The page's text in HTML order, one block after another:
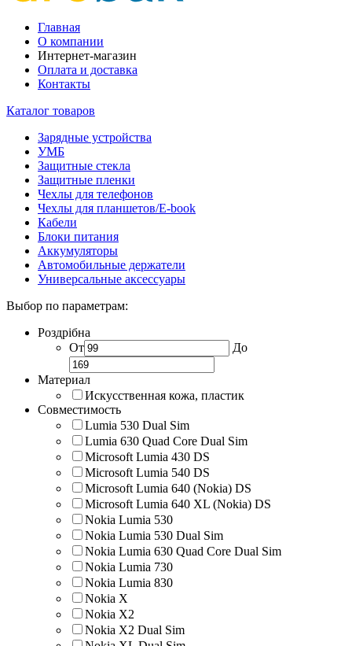
Главная
О компании
Интернет-магазин
Оплата и доставка
Контакты
Каталог товаров
Зарядные устройства
УМБ
Защитные стекла
Защитные пленки
Чехлы для телефонов
Чехлы для планшетов/E-book
Кабели
Блоки питания
Аккумуляторы
Автомобильные держатели
Универсальные аксессуары
Выбор по параметрам:
Роздрібна
От
До
Материал
Искусственная кожа, пластик
Совместимость
Lumia 530 Dual Sim
Lumia 630 Quad Core Dual Sim
Microsoft Lumia 430 DS
Microsoft Lumia 540 DS
Microsoft Lumia 640 (Nokia) DS
Microsoft Lumia 640 XL (Nokia) DS
Nokia Lumia 530
Nokia Lumia 530 Dual Sim
Nokia Lumia 630 Quad Core Dual Sim
Nokia Lumia 730
Nokia Lumia 830
Nokia X
Nokia X2
Nokia X2 Dual Sim